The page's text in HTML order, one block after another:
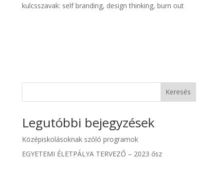
kulcsszavak: self branding, design thinking, burn out
Keresés
Legutóbbi bejegyzések
Középiskolásoknak szóló programok
EGYETEMI ÉLETPÁLYA TERVEZŐ – 2023 ősz